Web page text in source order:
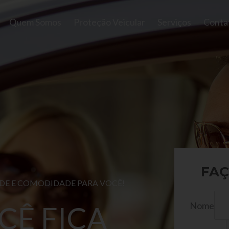
Quem Somos
E COMODIDADE PARA VOCÊ!
FICA
Nome